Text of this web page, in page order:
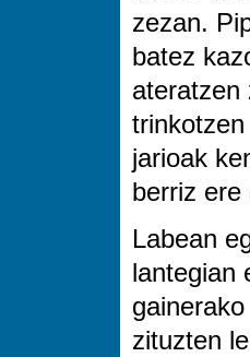
zezan.
batez
ateratzen
jarioak
berriz ere
Labean
lantegian
zituzten